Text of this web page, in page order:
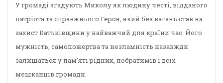
У громаді згадують Миколу як людину честі, відданого
патріота та справжнього Героя, який без вагань став на
захист Батьківщини у найважчий для країни час. Його
мужність, самопожертва та незламність назавжди
залишаться у пам’яті рідних, побратимів і всіх
мешканців громади.